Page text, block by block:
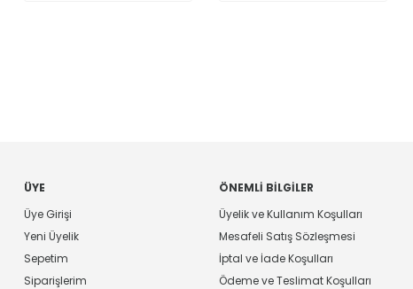
ÜYE
Üye Girişi
Yeni Üyelik
Sepetim
Siparişlerim
ÖNEMLI BILGILER
Üyelik ve Kullanım Koşulları
Mesafeli Satış Sözleşmesi
İptal ve İade Koşulları
Ödeme ve Teslimat Koşulları